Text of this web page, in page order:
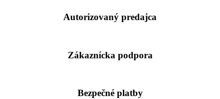
Autorizovaný predajca
Zákaznícka podpora
Bezpečné platby